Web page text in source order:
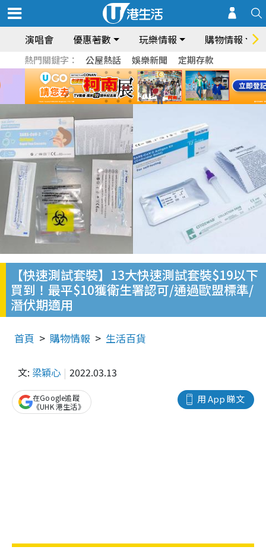
演唱會 優惠著數 玩樂情報 購物情報
熱門關鍵字： 公屋熱話 娛樂新聞 定期存款
【快速測試套裝】13大快速測試套裝$19以下
買到！最平$10獲衛生署認可/通過歐盟標準/
潛伏期適用
首頁 購物情報 生活百貨
文: 梁穎心 2022.03.13
用 App 睇文
在Google追蹤
《UHK 港生活》